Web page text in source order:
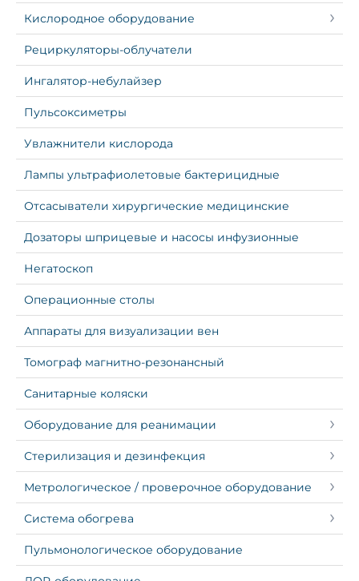
Кислородное оборудование
Рециркуляторы-облучатели
Ингалятор-небулайзер
Пульсоксиметры
Увлажнители кислорода
Лампы ультрафиолетовые бактерицидные
Отсасыватели хирургические медицинские
Дозаторы шприцевые и насосы инфузионные
Негатоскоп
Операционные столы
Аппараты для визуализации вен
Томограф магнитно-резонансный
Санитарные коляски
Оборудование для реанимации
Стерилизация и дезинфекция
Метрологическое / проверочное оборудование
Система обогрева
Пульмонологическое оборудование